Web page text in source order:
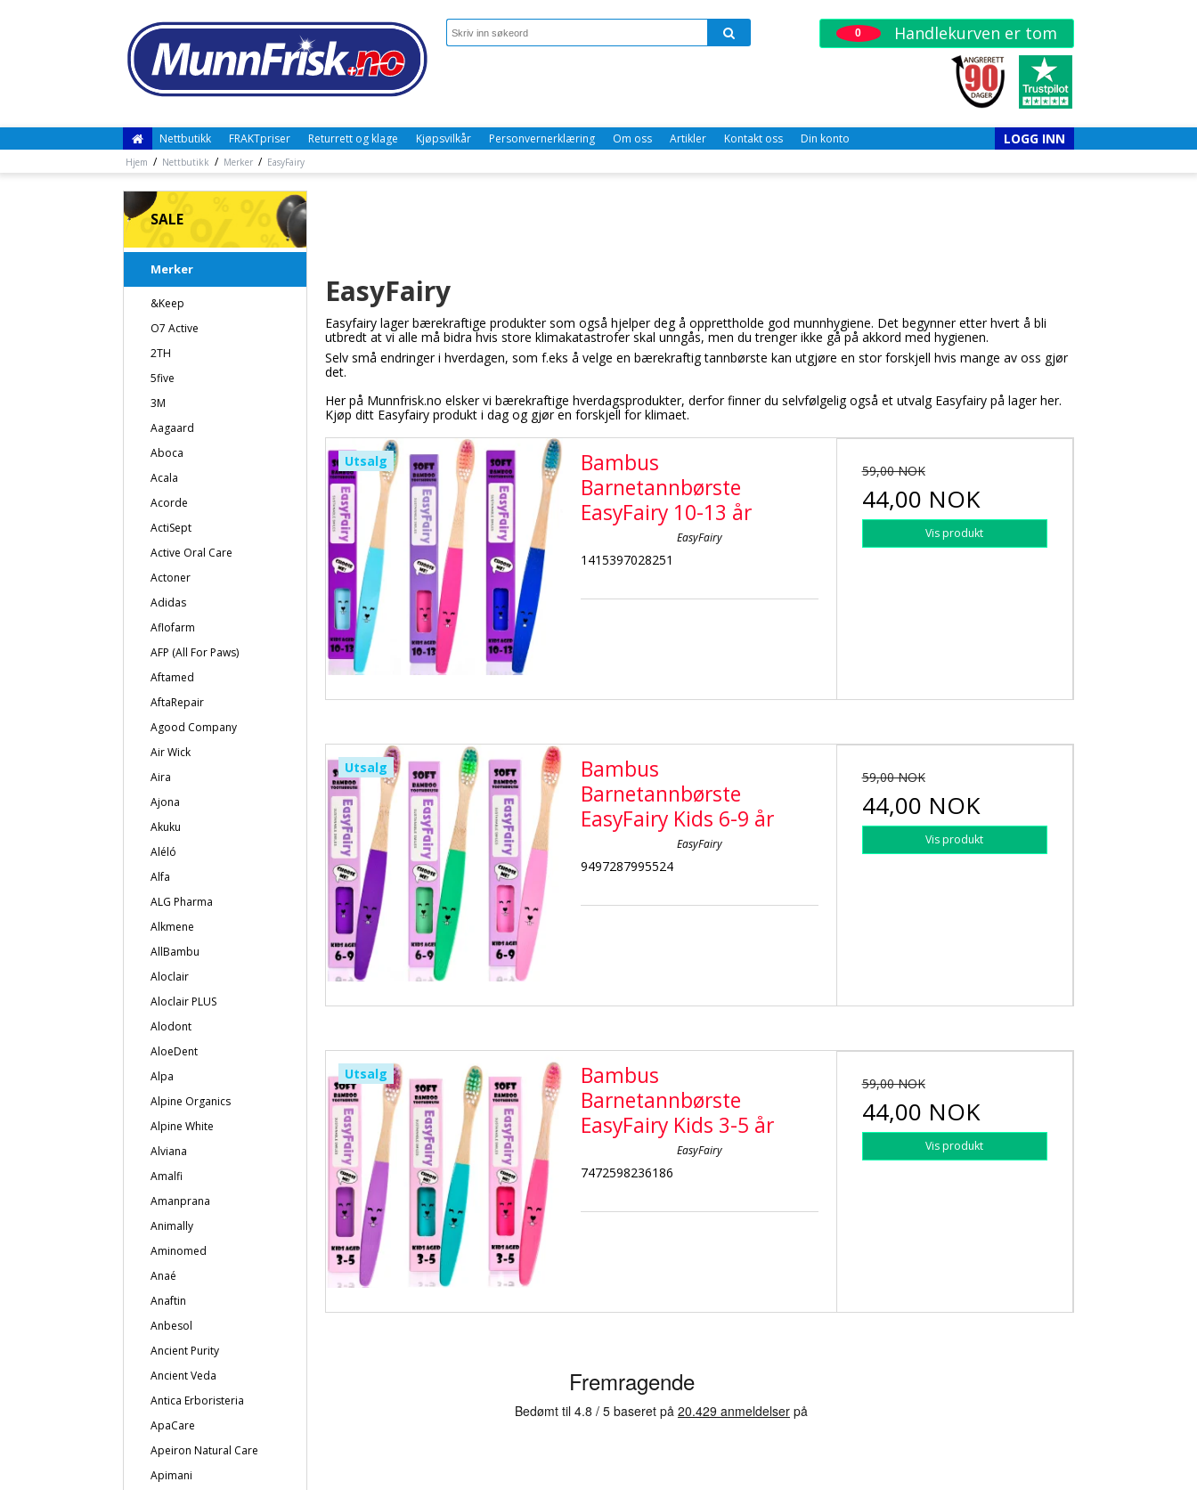
0 Handlekurven er tom
Nettbutikk FRAKTpriser Returrett og klage Kjøpsvilkår Personvernerklæring Om oss Artikler Kontakt oss Din konto LOGG INN
Hjem / Nettbutikk / Merker / EasyFairy
SALE
Merker
&Keep
O7 Active
2TH
5five
3M
Aagaard
Aboca
Acala
Acorde
ActiSept
Active Oral Care
Actoner
Adidas
Aflofarm
AFP (All For Paws)
Aftamed
AftaRepair
Agood Company
Air Wick
Aira
Ajona
Akuku
Aléló
Alfa
ALG Pharma
Alkmene
AllBambu
Aloclair
Aloclair PLUS
Alodont
AloeDent
Alpa
Alpine Organics
Alpine White
Alviana
Amalfi
Amanprana
Animally
Aminomed
Anaé
Anaftin
Anbesol
Ancient Purity
Ancient Veda
Antica Erboristeria
ApaCare
Apeiron Natural Care
Apimani
EasyFairy
Easyfairy lager bærekraftige produkter som også hjelper deg å opprettholde god munnhygiene. Det begynner etter hvert å bli
utbredt at vi alle må bidra hvis store klimakatastrofer skal unngås, men du trenger ikke gå på akkord med hygienen.
Selv små endringer i hverdagen, som f.eks å velge en bærekraftig tannbørste kan utgjøre en stor forskjell hvis mange av oss gjør
det.
Her på Munnfrisk.no elsker vi bærekraftige hverdagsprodukter, derfor finner du selvfølgelig også et utvalg Easyfairy på lager her.
Kjøp ditt Easyfairy produkt i dag og gjør en forskjell for klimaet.
Utsalg
Bambus
Barnetannbørste
EasyFairy 10-13 år
EasyFairy
1415397028251
59,00 NOK
44,00 NOK
Vis produkt
Utsalg
Bambus
Barnetannbørste
EasyFairy Kids 6-9 år
EasyFairy
9497287995524
59,00 NOK
44,00 NOK
Vis produkt
Utsalg
Bambus
Barnetannbørste
EasyFairy Kids 3-5 år
EasyFairy
7472598236186
59,00 NOK
44,00 NOK
Vis produkt